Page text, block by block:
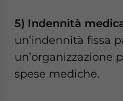
5) Indennità
un’indennità fissa
un’organizzazione
spese mediche.